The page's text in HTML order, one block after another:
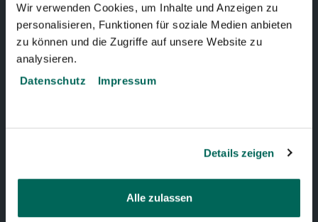
Wir verwenden Cookies, um Inhalte und Anzeigen zu
personalisieren, Funktionen für soziale Medien anbieten
zu können und die Zugriffe auf unsere Website zu
analysieren.
Datenschutz
Impressum
Details zeigen
Alle zulassen
Telefon: +41 31 321 15 15
Zum Dählhölzli
Telefon: +41 31 321 15 15